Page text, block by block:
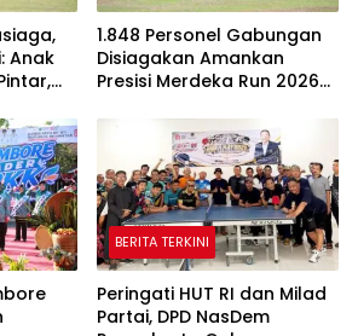
Anak
1.848 Personel Gabungan
Disiagakan Amankan
Presisi Merdeka Run 2026
BERITA TERKINI
Peringati HUT RI dan Milad
Partai, DPD NasDem